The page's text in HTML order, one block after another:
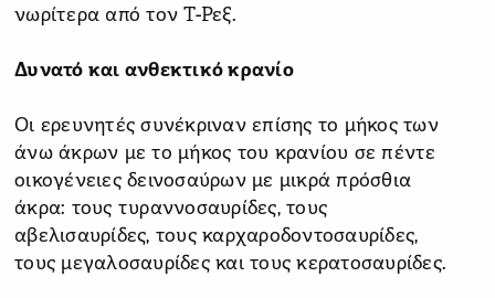
νωρίτερα από τον Τ-Ρεξ.
Δυνατό και ανθεκτικό κρανίο
Οι ερευνητές συνέκριναν επίσης το μήκος των
άνω άκρων με το μήκος του κρανίου σε πέντε
οικογένειες δεινοσαύρων με μικρά πρόσθια
άκρα: τους τυραννοσαυρίδες, τους
αβελισαυρίδες, τους καρχαροδοντοσαυρίδες,
τους μεγαλοσαυρίδες και τους κερατοσαυρίδες.